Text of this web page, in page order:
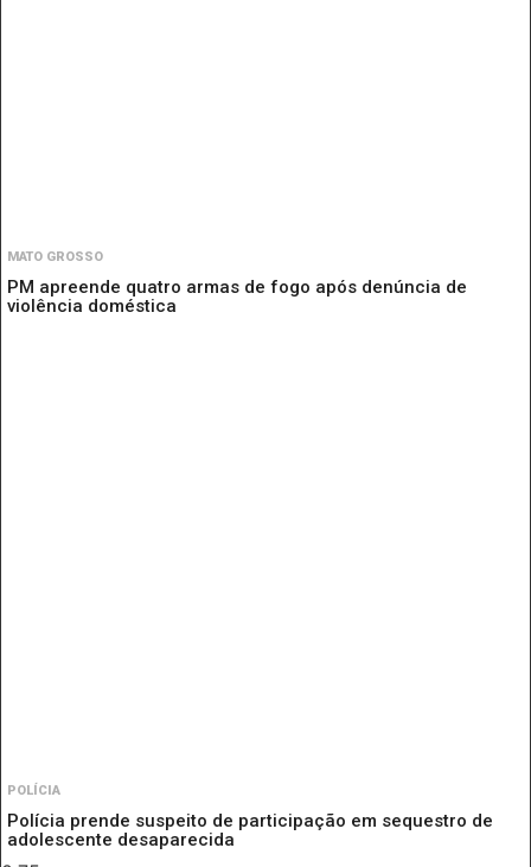
MATO GROSSO
PM apreende quatro armas de fogo após denúncia de
violência doméstica
POLÍCIA
Polícia prende suspeito de participação em sequestro de
adolescente desaparecida